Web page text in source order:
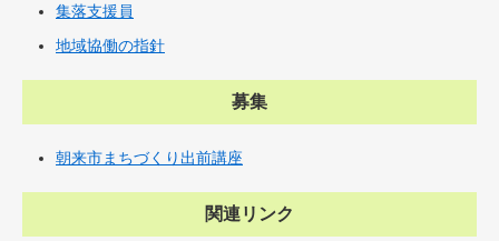
集落支援員
地域協働の指針
募集
朝来市まちづくり出前講座
関連リンク